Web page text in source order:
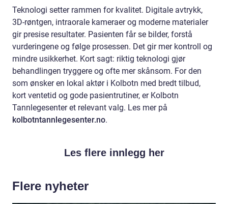
Teknologi setter rammen for kvalitet. Digitale avtrykk,
3D-røntgen, intraorale kameraer og moderne materialer
gir presise resultater. Pasienten får se bilder, forstå
vurderingene og følge prosessen. Det gir mer kontroll og
mindre usikkerhet. Kort sagt: riktig teknologi gjør
behandlingen tryggere og ofte mer skånsom. For den
som ønsker en lokal aktør i Kolbotn med bredt tilbud,
kort ventetid og gode pasientrutiner, er Kolbotn
Tannlegesenter et relevant valg. Les mer på
kolbotntannlegesenter.no.
Les flere innlegg her
Flere nyheter